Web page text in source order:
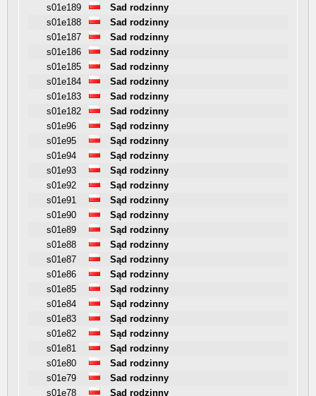
s01e189
Sad rodzinny
s01e188
Sad rodzinny
s01e187
Sad rodzinny
s01e186
Sad rodzinny
s01e185
Sad rodzinny
s01e184
Sad rodzinny
s01e183
Sad rodzinny
s01e182
Sad rodzinny
s01e96
Sąd rodzinny
s01e95
Sąd rodzinny
s01e94
Sąd rodzinny
s01e93
Sąd rodzinny
s01e92
Sąd rodzinny
s01e91
Sąd rodzinny
s01e90
Sąd rodzinny
s01e89
Sąd rodzinny
s01e88
Sąd rodzinny
s01e87
Sąd rodzinny
s01e86
Sąd rodzinny
s01e85
Sąd rodzinny
s01e84
Sąd rodzinny
s01e83
Sąd rodzinny
s01e82
Sąd rodzinny
s01e81
Sąd rodzinny
s01e80
Sad rodzinny
s01e79
Sad rodzinny
s01e78
Sad rodzinny